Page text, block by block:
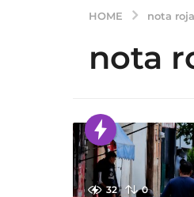
HOME nota
nota
32 0